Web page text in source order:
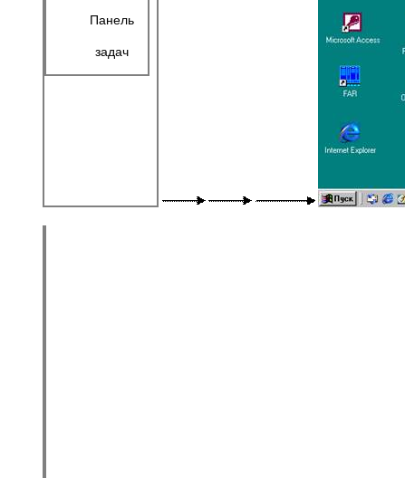
Панель
задач